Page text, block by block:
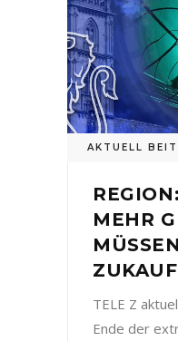
AKTUELL
MEHR
TELE Z
Ende der